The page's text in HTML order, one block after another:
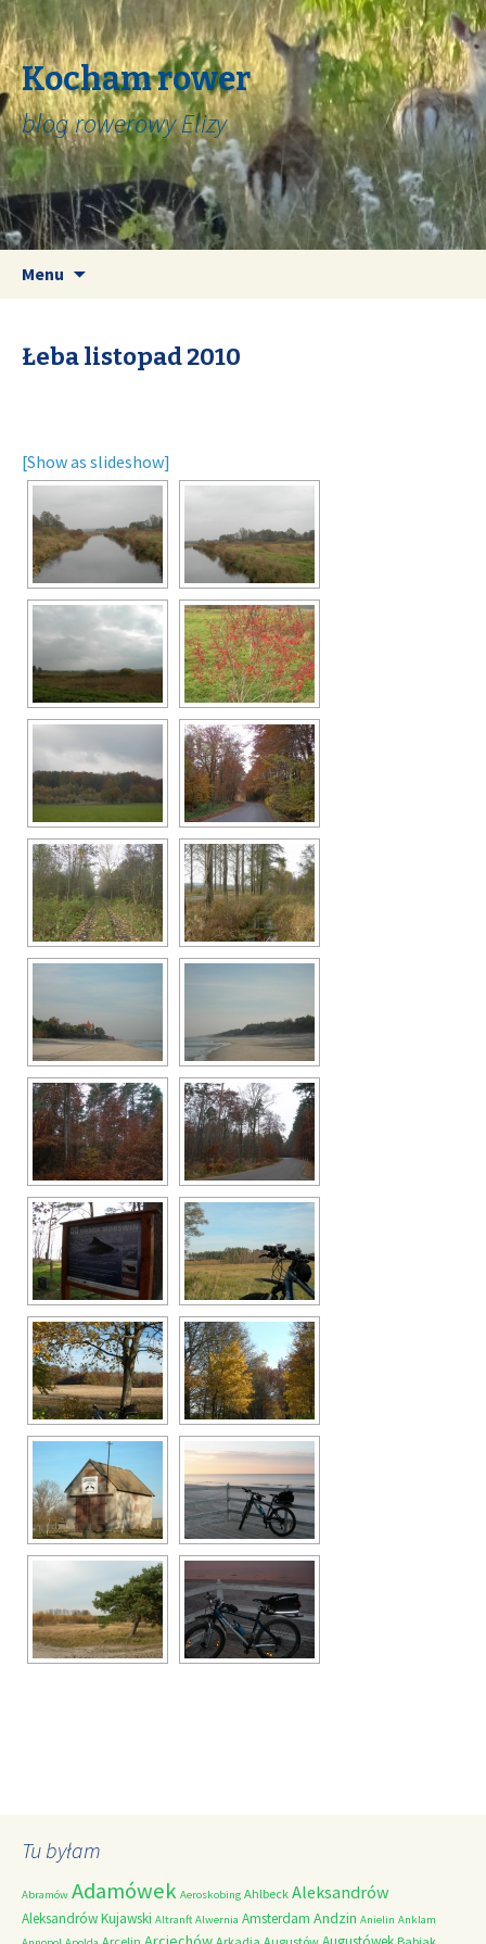
Kocham rower
blog rowerowy Elizy
Menu
Łeba listopad 2010
[Show as slideshow]
Tu byłam
Abramów Adamówek Aeroskobing Ahlbeck Aleksandrów
Aleksandrów Kujawski Altranft Alwernia Amsterdam Andzin Anielin Anklam